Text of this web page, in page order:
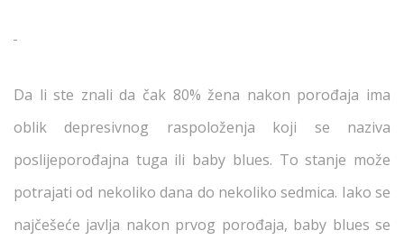
Da li ste znali da čak 80% žena nakon porođaja ima
oblik depresivnog raspoloženja koji se naziva
poslijeporođajna tuga ili baby blues. To stanje može
potrajati od nekoliko dana do nekoliko sedmica. Iako se
najčešeće javlja nakon prvog porođaja, baby blues se